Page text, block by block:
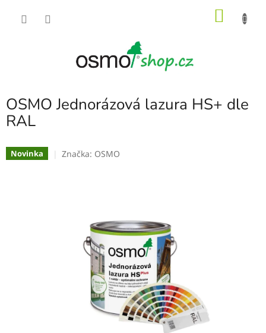
OSMO Jednorázová lazura HS+ dle
RAL
Novinka Značka: OSMO